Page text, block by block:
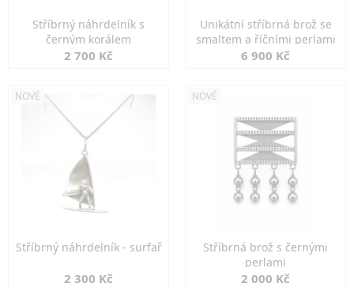
Stříbrný náhrdelník s
černým korálem
2 700 Kč
Unikátní stříbrná brož se
smaltem a říčními perlami
6 900 Kč
NOVÉ
Stříbrný náhrdelník - surfař
2 300 Kč
NOVÉ
Stříbrná brož s černými
perlami
2 000 Kč